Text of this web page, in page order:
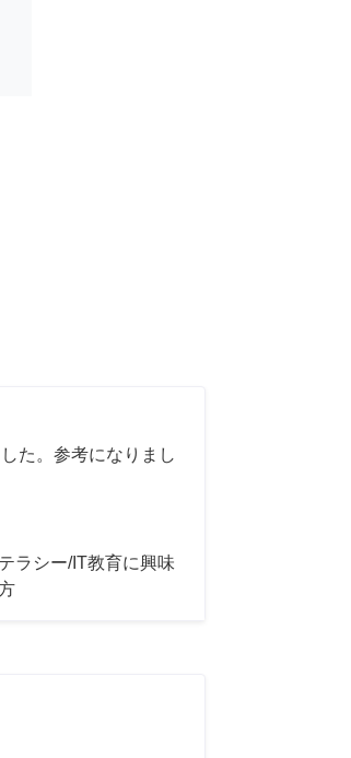
た。参考になりまし
ラシー/IT教育に興味